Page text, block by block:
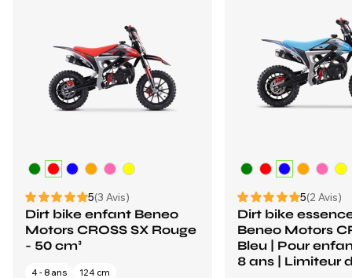
5(3 Avis)
Dirt bike enfant Beneo
Motors CROSS SX Rouge
- 50 cm³
4 - 8 ans 124 cm
5(2 Avis)
Dirt bike
Beneo Motors
Bleu | Pour
8 ans | Limiteur